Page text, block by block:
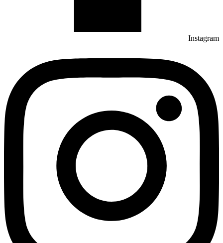
Instagram